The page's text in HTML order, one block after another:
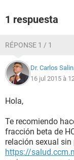
1 respuesta
RÉPONSE 1 / 1
Dr. Carlos
16 jul 2015 à
Hola,
Te recomiendo
fracción beta de
relación sexual sin
https://